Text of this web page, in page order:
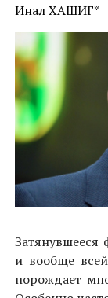
Инал ХАШИГ*
Затянувшееся
и вообще
порождает